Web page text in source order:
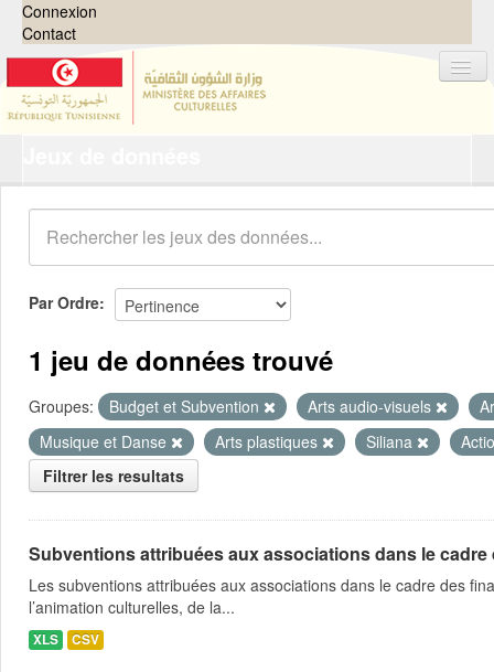
Connexion
Contact
Organisations
Groupes
Demandes 0
À propos
Par Ordre
1 jeu de données trouvé
Groupes: Budget et Subvention Arts audio-visuels
Musique et Danse
Arts plastiques Siliana
Filtrer les resultats
Subventions attribuées aux associations dans le
Les subventions attribuées aux associations dans le cadre des
l’animation culturelles, de la...
XLS CSV